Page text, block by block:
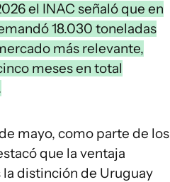
el INAC señaló que en
18.030 toneladas
más relevante,
meses en total
mayo, como parte de los
que la ventaja
distinción de Uruguay